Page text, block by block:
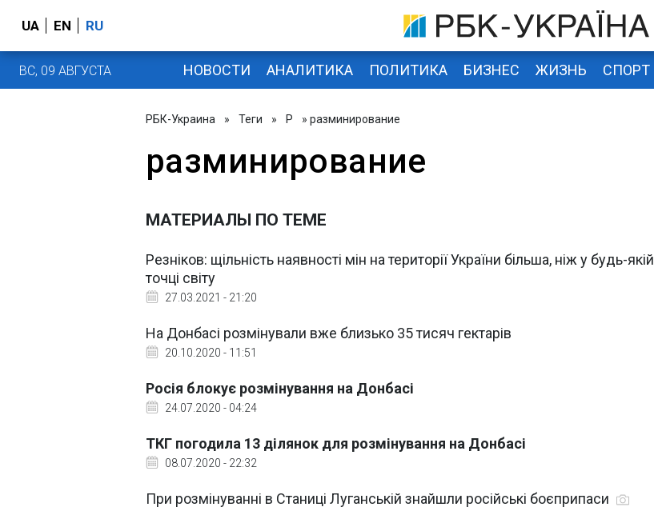
UA EN RU
ВС, 09 АВГУСТА НОВОСТИ АНАЛИТИКА ПОЛИТИКА БИЗНЕС ЖИЗНЬ СПОРТ
РБК-Украина » Теги » Р » разминирование
разминирование
МАТЕРИАЛЫ ПО ТЕМЕ
Резніков: щільність наявності мін на території України більша, ніж у будь-якій
точці світу
27.03.2021 - 21:20
На Донбасі розмінували вже близько 35 тисяч гектарів
20.10.2020 - 11:51
Росія блокує розмінування на Донбасі
24.07.2020 - 04:24
ТКГ погодила 13 ділянок для розмінування на Донбасі
08.07.2020 - 22:32
При розмінуванні в Станиці Луганській знайшли російські боєприпаси